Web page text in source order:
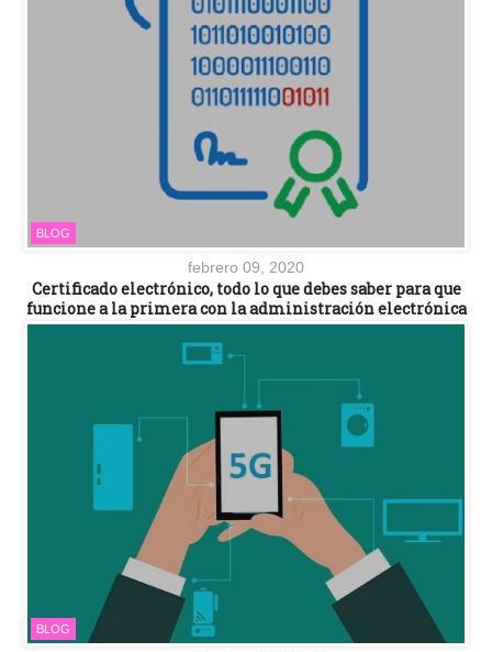
BLOG
febrero 09, 2020
Certificado electrónico, todo lo que debes saber para que
funcione a la primera con la administración electrónica
BLOG